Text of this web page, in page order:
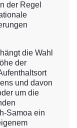
der Regel
die Wahl
der
und davon
um die
Samoa ein